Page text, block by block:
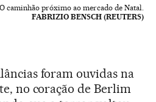
O caminhão próximo ao mercado de Natal.
FABRIZIO BENSCH (REUTERS)
foram ouvidas na
no coração de Berlim